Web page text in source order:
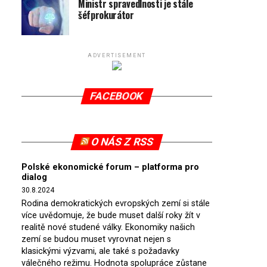
Ministr spravedlnosti je stále
šéfprokurátor
ADVERTISEMENT
FACEBOOK
O NÁS Z RSS
Polské ekonomické forum – platforma pro
dialog
30.8.2024
Rodina demokratických evropských zemí si stále
více uvědomuje, že bude muset další roky žít v
realitě nové studené války. Ekonomiky našich
zemí se budou muset vyrovnat nejen s
klasickými výzvami, ale také s požadavky
válečného režimu. Hodnota spolupráce zůstane